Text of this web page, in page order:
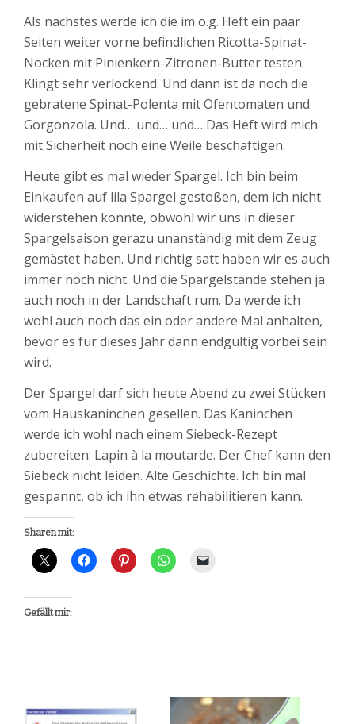
Als nächstes werde ich die im o.g. Heft ein paar
Seiten weiter vorne befindlichen Ricotta-Spinat-
Nocken mit Pinienkern-Zitronen-Butter testen.
Klingt sehr verlockend. Und dann ist da noch die
gebratene Spinat-Polenta mit Ofentomaten und
Gorgonzola. Und… und… und… Das Heft wird mich
mit Sicherheit noch eine Weile beschäftigen.
Heute gibt es mal wieder Spargel. Ich bin beim
Einkaufen auf lila Spargel gestoßen, dem ich nicht
widerstehen konnte, obwohl wir uns in dieser
Spargelsaison gerazu unanständig mit dem Zeug
gemästet haben. Und richtig satt haben wir es auch
immer noch nicht. Und die Spargelstände stehen ja
auch noch in der Landschaft rum. Da werde ich
wohl auch noch das ein oder andere Mal anhalten,
bevor es für dieses Jahr dann endgültig vorbei sein
wird.
Der Spargel darf sich heute Abend zu zwei Stücken
vom Hauskaninchen gesellen. Das Kaninchen
werde ich wohl nach einem Siebeck-Rezept
zubereiten: Lapin à la moutarde. Der Chef kann den
Siebeck nicht leiden. Alte Geschichte. Ich bin mal
gespannt, ob ich ihn etwas rehabilitieren kann.
Sharen mit:
Gefällt mir: